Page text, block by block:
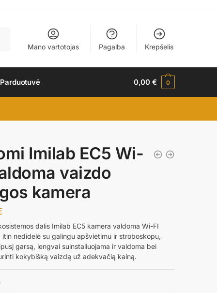
Mano vartotojas Pagalba Krepšelis
0,00€ 0
Imilab EC5 Wi-
vaizdo
kamera
dalis Imilab EC5 kamera valdoma Wi-FI
nedidelė su galingu apšvietimu ir stroboskopu,
garsą, lengvai suinstaliuojama ir valdoma bei
kokybišką vaizdą už adekvačią kainą.